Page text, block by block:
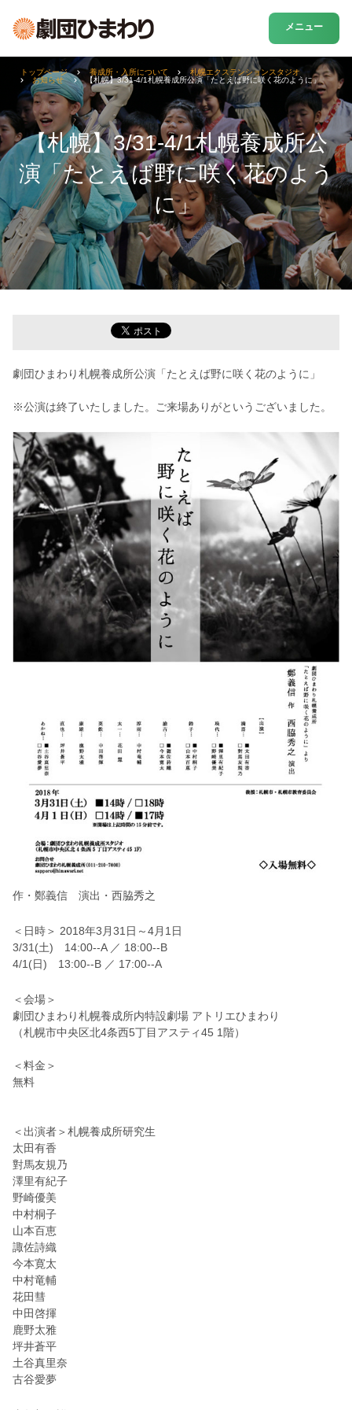
メニュー
【札幌】3/31-4/1札幌養成所公
演「たとえば野に咲く花のよう
に」
トップページ 養成所・入所について
札幌エクステンションスタジオ
お知らせ
【札幌】3/31-4/1札幌養成所公演「たとえば野に咲く花のように」
劇団ひまわり札幌養成所公演「たとえば野に咲く花のように」
※公演は終了いたしました。ご来場ありがというございました。
作・鄭義信 演出・西脇秀之
＜日時＞ 2018年3月31日～4月1日
3/31(土) 14:00--A ／ 18:00--B
4/1(日) 13:00--B ／ 17:00--A
＜会場＞
劇団ひまわり札幌養成所内特設劇場 アトリエひまわり
（札幌市中央区北4条西5丁目アスティ45 1階）
＜料金＞
無料
＜出演者＞札幌養成所研究生
太田有香
對馬友規乃
澤里有紀子
野崎優美
中村桐子
山本百恵
諏佐詩織
今本寛太
中村竜輔
花田彗
中田啓揮
鹿野太雅
坪井蒼平
土谷真里奈
古谷愛夢